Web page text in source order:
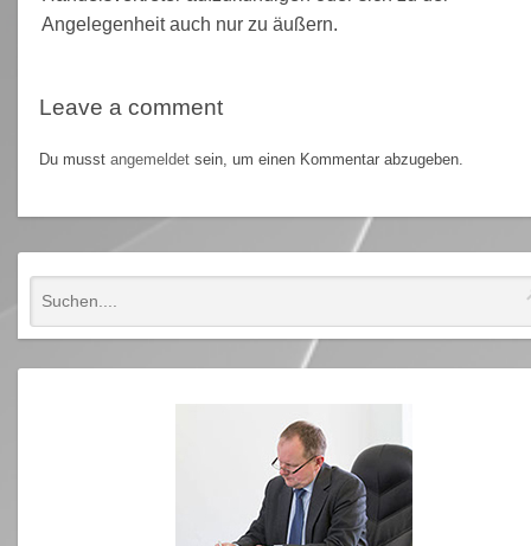
Angelegenheit auch nur zu äußern.
Leave a comment
Du musstangemeldet sein, um einen Kommentar abzugeben.